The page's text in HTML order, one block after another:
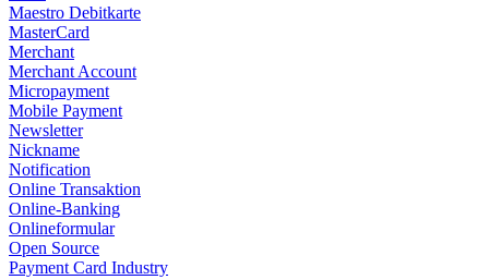
Maestro Debitkarte
MasterCard
Merchant
Merchant Account
Micropayment
Mobile Payment
Newsletter
Nickname
Notification
Online Transaktion
Online-Banking
Onlineformular
Open Source
Payment Card Industry